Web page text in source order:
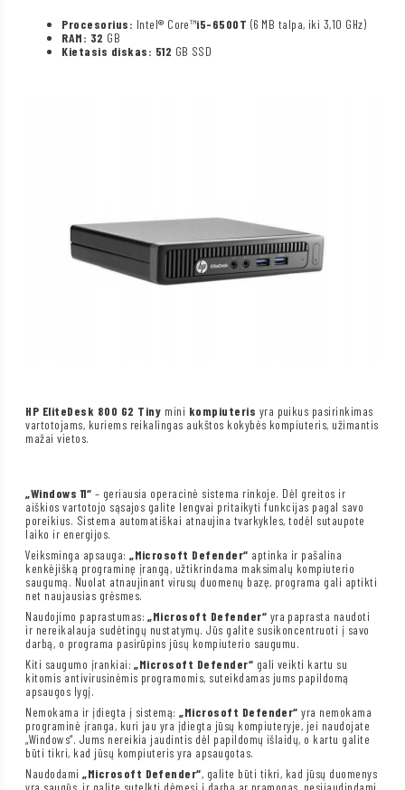
Procesorius: Intel® Core™i5-6500T (6 MB talpa, iki 3,10 GHz)
RAM: 32 GB
Kietasis diskas: 512 GB SSD
HP EliteDesk 800 G2 Tiny mini kompiuteris yra puikus pasirinkimas
vartotojams, kuriems reikalingas aukštos kokybės kompiuteris, užimantis
mažai vietos.
„Windows 11“ – geriausia operacinė sistema rinkoje. Dėl greitos ir
aiškios vartotojo sąsajos galite lengvai pritaikyti funkcijas pagal savo
poreikius. Sistema automatiškai atnaujina tvarkykles, todėl sutaupote
laiko ir energijos.
Veiksminga apsauga:„Microsoft Defender“ aptinka ir pašalina
kenkėjišką programinę įrangą, užtikrindama maksimalų kompiuterio
saugumą. Nuolat atnaujinant virusų duomenų bazę, programa gali aptikti
net naujausias grėsmes.
Naudojimo paprastumas:„Microsoft Defender“ yra paprasta naudoti
ir nereikalauja sudėtingų nustatymų. Jūs galite susikoncentruoti į savo
darbą, o programa pasirūpins jūsų kompiuterio saugumu.
Kiti saugumo įrankiai:„Microsoft Defender“ gali veikti kartu su
kitomis antivirusinėmis programomis, suteikdamas jums papildomą
apsaugos lygį.
Nemokama ir įdiegta į sistemą:„Microsoft Defender“ yra nemokama
programinė įranga, kuri jau yra įdiegta jūsų kompiuteryje, jei naudojate
„Windows“. Jums nereikia jaudintis dėl papildomų išlaidų, o kartu galite
būti tikri, kad jūsų kompiuteris yra apsaugotas.
Naudodami„Microsoft Defender“, galite būti tikri, kad jūsų duomenys
yra saugūs, ir galite sutelkti dėmesį į darbą ar pramogas, nesijaudindami